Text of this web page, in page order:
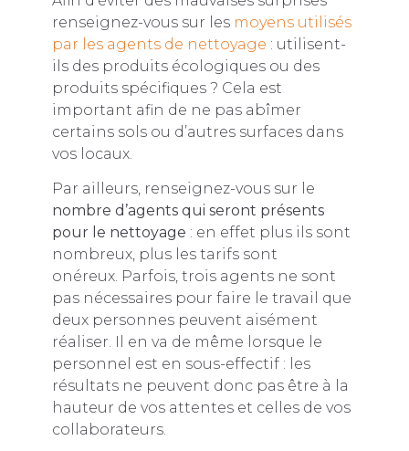
renseignez-vous sur les moyens utilisés
par les agents de nettoyage : utilisent-
ils des produits écologiques ou des
produits spécifiques ? Cela est
important afin de ne pas abîmer
certains sols ou d’autres surfaces dans
vos locaux.
Par ailleurs, renseignez-vous sur le
nombre d’agents qui seront présents
pour le nettoyage : en effet plus ils sont
nombreux, plus les tarifs sont
onéreux. Parfois, trois agents ne sont
pas nécessaires pour faire le travail que
deux personnes peuvent aisément
réaliser. Il en va de même lorsque le
personnel est en sous-effectif : les
résultats ne peuvent donc pas être à la
hauteur de vos attentes et celles de vos
collaborateurs.